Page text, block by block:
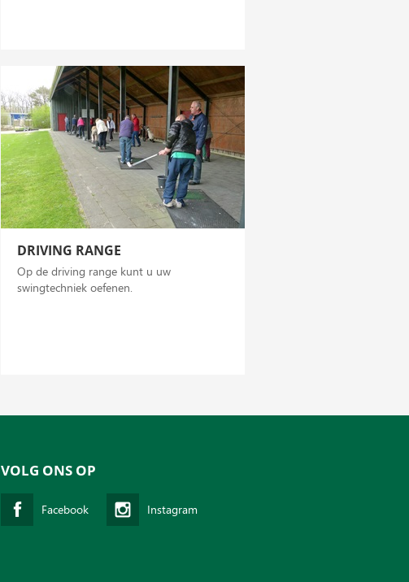
DRIVING RANGE
Op de driving range kunt u uw
swingtechniek oefenen.
VOLG ONS OP
Facebook Instagram